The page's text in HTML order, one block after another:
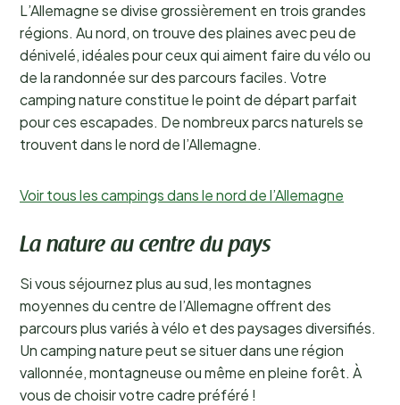
L’Allemagne se divise grossièrement en trois grandes
régions. Au nord, on trouve des plaines avec peu de
dénivelé, idéales pour ceux qui aiment faire du vélo ou
de la randonnée sur des parcours faciles. Votre
camping nature constitue le point de départ parfait
pour ces escapades. De nombreux parcs naturels se
trouvent dans le nord de l’Allemagne.
Voir tous les campings dans le nord de l’Allemagne
La nature au centre du pays
Si vous séjournez plus au sud, les montagnes
moyennes du centre de l’Allemagne offrent des
parcours plus variés à vélo et des paysages diversifiés.
Un camping nature peut se situer dans une région
vallonnée, montagneuse ou même en pleine forêt. À
vous de choisir votre cadre préféré !